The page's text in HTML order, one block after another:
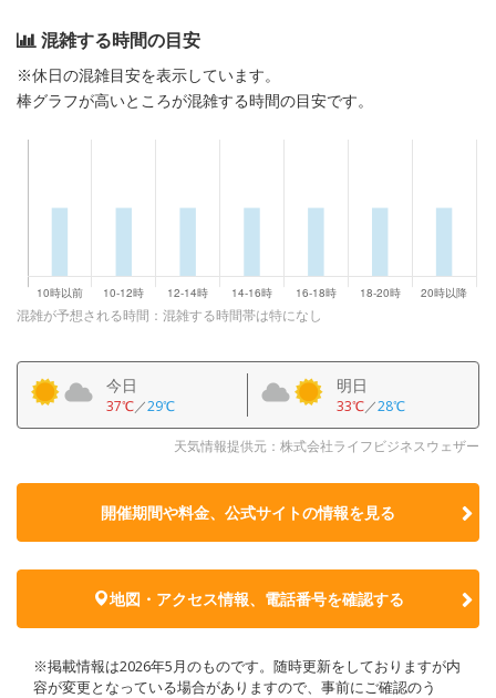
混雑する時間の目安
※休日の混雑目安を表示しています。
棒グラフが高いところが混雑する時間の目安です。
混雑が予想される時間：混雑する時間帯は特になし
今日
37℃／29℃
明日
33℃／28℃
天気情報提供元：株式会社ライフビジネスウェザー
開催期間や料金、公式サイトの情報を見る
地図・アクセス情報、電話番号を確認する
※掲載情報は2026年5月のものです。随時更新をしておりますが内
容が変更となっている場合がありますので、事前にご確認のう